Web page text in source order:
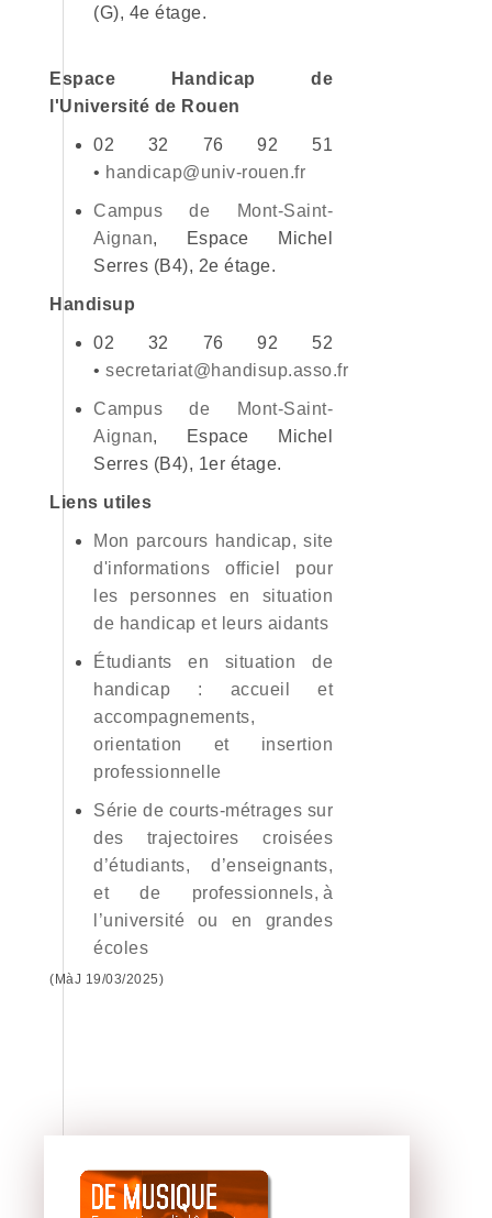
(G), 4e étage.
Espace Handicap de
l'Université de Rouen
02 32 76 92 51
• handicap@univ-rouen.fr
Campus de Mont-Saint-
Aignan, Espace Michel
Serres (B4), 2e étage.
Handisup
02 32 76 92 52
• secretariat@handisup.asso.fr
Campus de Mont-Saint-
Aignan, Espace Michel
Serres (B4), 1er étage.
Liens utiles
Mon parcours handicap, site
d'informations officiel pour
les personnes en situation
de handicap et leurs aidants
Étudiants en situation de
handicap : accueil et
accompagnements,
orientation et insertion
professionnelle
Série de courts-métrages sur
des trajectoires croisées
d’étudiants, d’enseignants,
et de professionnels, à
l’université ou en grandes
écoles
(MàJ 19/03/2025)